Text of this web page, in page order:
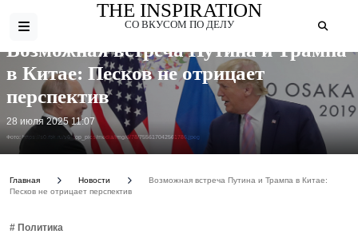
THE INSPIRATION
СО ВКУСОМ ПО ДЕЛУ
Фото: https://s0.rbk.ru/v6_top_pics/media/img/6/78/755617042561786.jpeg
Возможная встреча Путина и Трампа
в Китае: Песков не отрицает
перспектив
28 июля 2025 11:07
Главная Новости
Возможная встреча Путина и Трампа в Китае:
Песков не отрицает перспектив
# Политика